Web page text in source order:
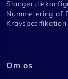
Nummerering af
Kravspecifikation
Om os